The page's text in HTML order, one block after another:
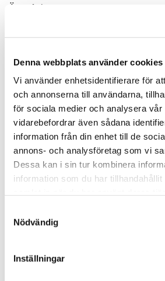
Denna webbplats använder cookies
Vi använder enhetsidentifierare för
och annonserna till användarna,
för sociala medier och analysera vår
vidarebefordrar även sådana
information från din enhet till de
annons- och analysföretag som vi
Dessa kan i sin tur kombinera
information som du har
Nödvändig
Inställningar
Ärende*
Råttproblem i avlopp*
Adress
Postnr*
Nyttja ROT avdrag?*
nej